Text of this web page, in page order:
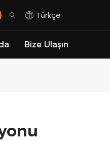
Türkçe
Bize Ulaşın